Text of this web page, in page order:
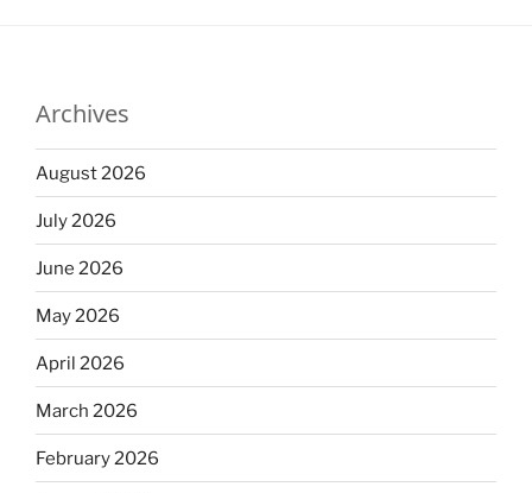
Archives
August 2026
July 2026
June 2026
May 2026
April 2026
March 2026
February 2026